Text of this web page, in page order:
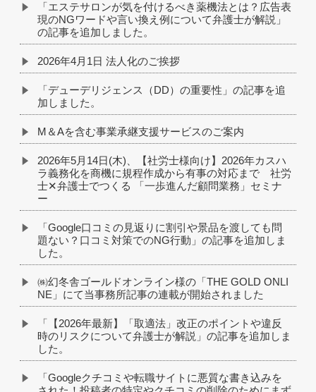
「エステサロンが気を付けるべき薬機法とは？広告表
現のNGワードや言い換え例について弁護士が解説」
の記事を追加しました。
2026年4月1日 法人化のご挨拶
「デューデリジェンス（DD）の重要性」の記事を追
加しました。
M＆Aを含む事業承継支援サービスのご案内
2026年5月14日(木)、【社労士様向け】2026年カスハ
ラ義務化を商機に規程作成から有事の対応まで 社労
士✕弁護士でつくる 「一歩進んだ顧問業務」セミナ
ー
「Google口コミの見返りに割引や景品を渡しても問
題ない？口コミ対策でのNG行動」の記事を追加しま
した。
㈱幻冬舎ゴールドオンライン様の「THE GOLD ONLI
NE」にて当事務所記事の連載が開始されました
「【2026年最新】「取適法」改正のポイントや違反
時のリスクについて弁護士が解説」の記事を追加しま
した。
「Googleクチコミや転職サイトに悪質な書き込みを